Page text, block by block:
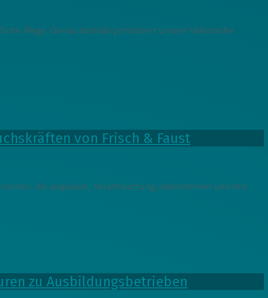
Wege. Genau deshalb porträtiert unsere Videoreihe
von Frisch & Faust
die anpacken, Verantwortung übernehmen und mit
zu Ausbildungsbetrieben